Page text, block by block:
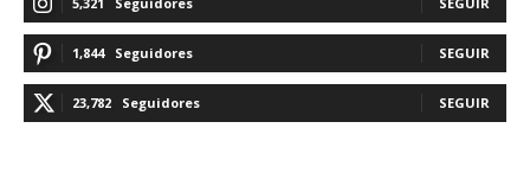
1,844 Seguidores SEGUIR
23,782 Seguidores SEGUIR